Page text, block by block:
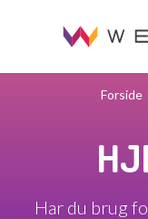
Forside
Har du brug